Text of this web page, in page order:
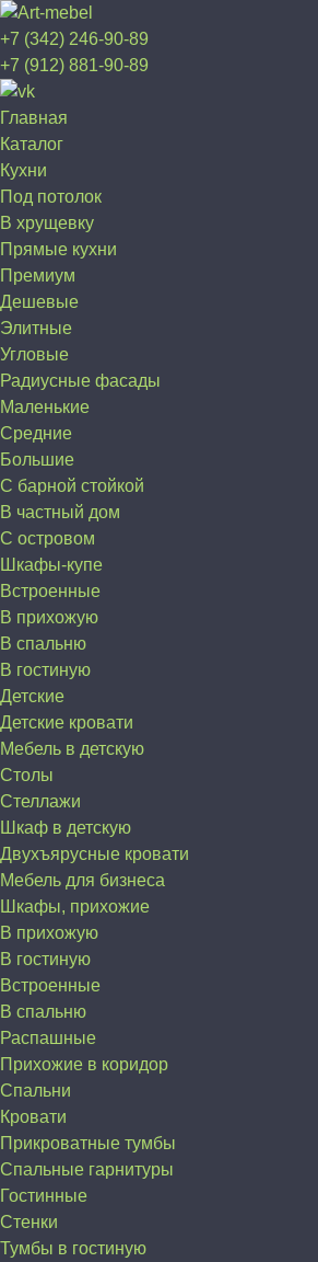
+7 (342) 246-90-89
+7 (912) 881-90-89
Главная
Каталог
Кухни
Под потолок
В хрущевку
Прямые кухни
Премиум
Дешевые
Элитные
Угловые
Радиусные фасады
Маленькие
Средние
Большие
С барной стойкой
В частный дом
C островом
Шкафы-купе
Встроенные
В прихожую
В спальню
В гостиную
Детские
Детские кровати
Мебель в детскую
Столы
Стеллажи
Шкаф в детскую
Двухъярусные кровати
Мебель для бизнеса
Шкафы, прихожие
В прихожую
В гостиную
Встроенные
В спальню
Распашные
Прихожие в коридор
Спальни
Кровати
Прикроватные тумбы
Спальные гарнитуры
Гостинные
Стенки
Тумбы в гостиную